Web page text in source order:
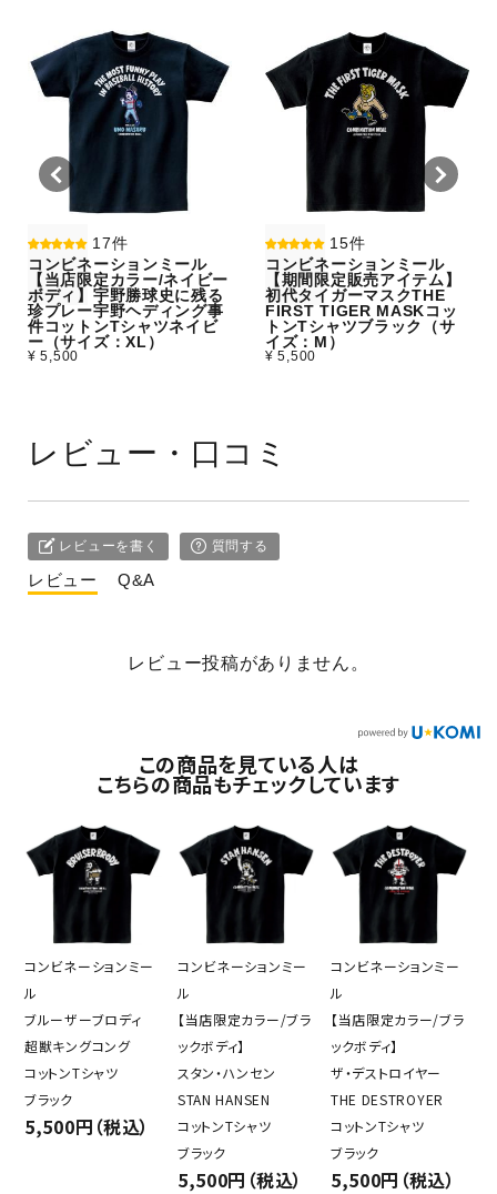
17件
コンビネーションミール
【当店限定カラー/ネイビー
ボディ】宇野勝球史に残る
珍プレー宇野ヘディング事
件コットンTシャツネイビ
ー（サイズ：XL）
¥ 5,500
15件
コンビネーションミール
【期間限定販売アイテム】
初代タイガーマスクTHE
FIRST TIGER MASKコッ
トンTシャツブラック（サ
イズ：M）
¥ 5,500
レビュー・口コミ
レビューを書く 質問する
レビュー Q&A
レビュー投稿がありません。
この商品を見ている人は
こちらの商品もチェックしています
コンビネーションミー
ル
ブルーザーブロディ
超獣キングコング
コットンTシャツ
ブラック
5,500円（税込）
コンビネーションミー
ル
【当店限定カラー/ブラ
ックボディ】
スタン・ハンセン
STAN HANSEN
コットンTシャツ
ブラック
5,500円（税込）
コンビネーションミー
ル
【当店限定カラー/ブラ
ックボディ】
ザ・デストロイヤー
THE DESTROYER
コットンTシャツ
ブラック
5,500円（税込）